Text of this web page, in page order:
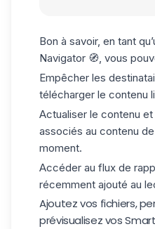
Bon à savoir, en tant
Navigator 🧭, vous
Empêcher les
télécharger le contenu
Actualiser le contenu
associés au contenu
moment.
Accéder au flux de
récemment ajouté au
Ajoutez vos fichiers,
prévisualisez vos